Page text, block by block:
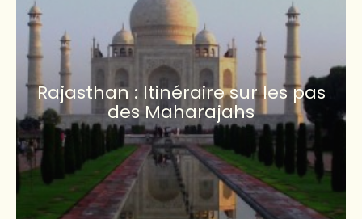
Rajasthan : Itinéraire sur les pas
des Maharajahs